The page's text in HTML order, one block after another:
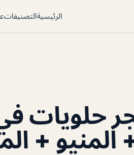
الرئيسيةالتصنيفات
حلويات
المنيو +